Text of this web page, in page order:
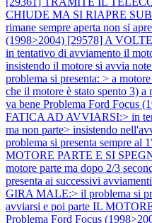
CHIUDE MA SI RIAPRE
rimane sempre aperta non si
(1998>2004) [29578] A
in tentativo di avviamento il
insistendo il motore si avvia
problema si presenta: > a
che il motore è stato spento 3) a
va bene Problema Ford Focus
FATICA AD AVVIARSI:> in
ma non parte> insistendo
problema si presenta sempre al
MOTORE PARTE E SI
motore parte ma dopo 2/3
presenta ai successivi
GIRA MALE:> il problema si
avviarsi e poi parte IL
Problema Ford Focus